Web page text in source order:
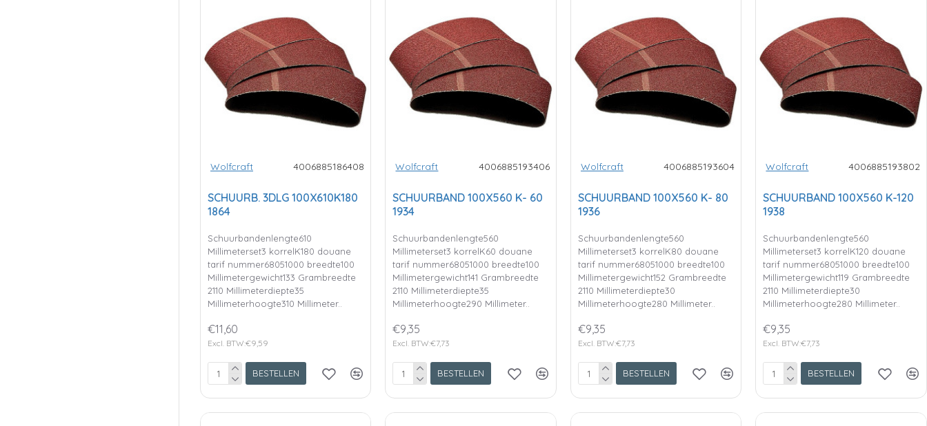
Wolfcraft 4006885186408
SCHUURB. 3DLG 100X610K180
1864
Schuurbandenlengte610
Millimeterset3 korrelK180 douane
tarif nummer68051000 breedte100
Millimetergewicht133 Grambreedte
2110 Millimeterdiepte35
Millimeterhoogte310 Millimeter..
€11,60
Excl. BTW:€9,59
BESTELLEN
Wolfcraft 4006885193406
SCHUURBAND 100X560 K- 60
1934
Schuurbandenlengte560
Millimeterset3 korrelK60 douane
tarif nummer68051000 breedte100
Millimetergewicht141 Grambreedte
2110 Millimeterdiepte35
Millimeterhoogte290 Millimeter..
€9,35
Excl. BTW:€7,73
BESTELLEN
Wolfcraft 4006885193604
SCHUURBAND 100X560 K- 80
1936
Schuurbandenlengte560
Millimeterset3 korrelK80 douane
tarif nummer68051000 breedte100
Millimetergewicht152 Grambreedte
2110 Millimeterdiepte30
Millimeterhoogte280 Millimeter..
€9,35
Excl. BTW:€7,73
BESTELLEN
Wolfcraft 4006885193802
SCHUURBAND 100X560 K-120
1938
Schuurbandenlengte560
Millimeterset3 korrelK120 douane
tarif nummer68051000 breedte100
Millimetergewicht119 Grambreedte
2110 Millimeterdiepte30
Millimeterhoogte280 Millimeter..
€9,35
Excl. BTW:€7,73
BESTELLEN